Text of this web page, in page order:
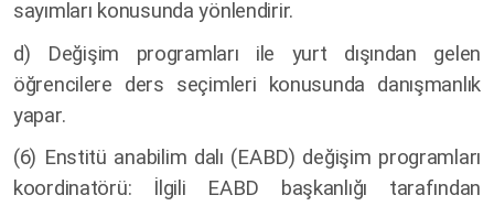
sayımları konusunda yönlendirir.
d) Değişim programları ile yurt dışından gelen
öğrencilere ders seçimleri konusunda danışmanlık
yapar.
(6) Enstitü anabilim dalı (EABD) değişim programları
koordinatörü: İlgili EABD başkanlığı tarafından